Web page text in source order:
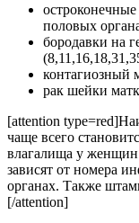
половых
бородавки на
контагиозный
рак шейки
[attention
чаще всего
влагалища у
зависят от номера
органах. Также
[/attention]